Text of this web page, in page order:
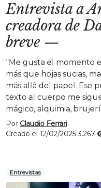
Entrevista a
creadora de
breve —
“Me gusta el momento
más que hojas sucias,
más allá del papel. Ese
texto al cuerpo me
mágico, alquimia,
Por Claudio Ferrari
Creado el 12/02/20253.267
Entrevistas